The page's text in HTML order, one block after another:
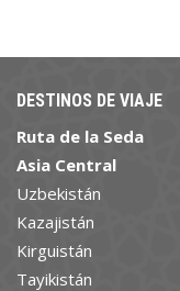
DESTINOS DE VIAJE
Ruta de la Seda
Asia Central
Uzbekistán
Kazajistán
Kirguistán
Tayikistán